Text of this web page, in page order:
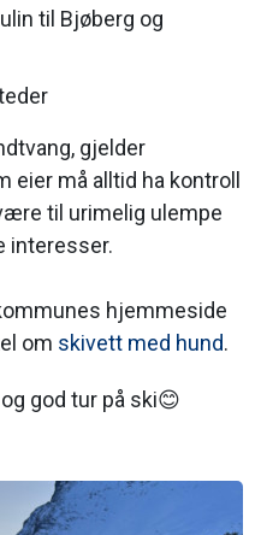
til Bjøberg og
gjelder
eier må alltid ha kontroll
til urimelig ulempe
interesser.
hjemmeside
om skivett med hund.
god tur på ski😊